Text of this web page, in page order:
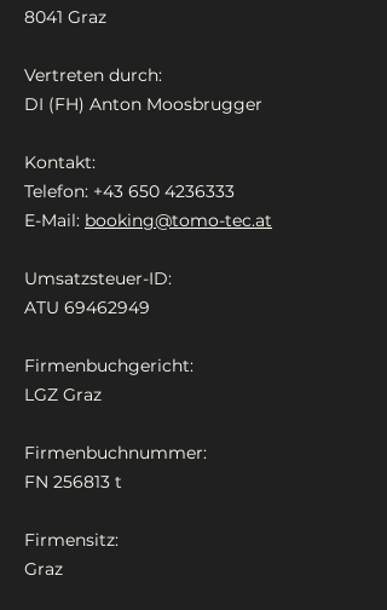
8041 Graz
Vertreten durch:
DI (FH) Anton Moosbrugger
Kontakt:
Telefon: +43 650 4236333
E-Mail: booking@tomo-tec.at
Umsatzsteuer-ID:
ATU 69462949
Firmenbuchgericht:
LGZ Graz
Firmenbuchnummer:
FN 256813 t
Firmensitz:
Graz